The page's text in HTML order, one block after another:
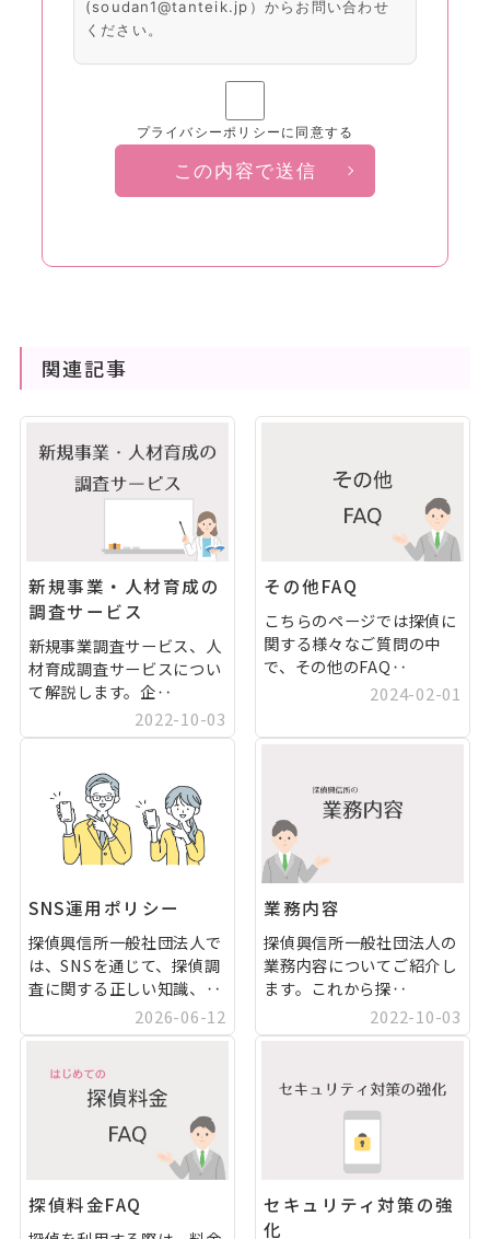
(soudan1@tanteik.jp）からお問い合わせ
ください。
プライバシーポリシーに同意する
この内容で送信
関連記事
新規事業・人材育成の
調査サービス
新規事業調査サービス、人
材育成調査サービスについ
て解説します。企‥
2022-10-03
その他FAQ
こちらのページでは探偵に
関する様々なご質問の中
で、その他のFAQ‥
2024-02-01
SNS運用ポリシー
探偵興信所一般社団法人で
は、SNSを通じて、探偵調
査に関する正しい知識、‥
2026-06-12
業務内容
探偵興信所一般社団法人の
業務内容についてご紹介し
ます。これから探‥
2022-10-03
探偵料金FAQ
セキュリティ対策の強
化